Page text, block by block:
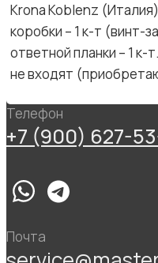
Krona Koblenz
коробки – 1 к-т (винт-
ответной планки – 1 к-
не входят
Телефон
+7 (900) 627-
Почта